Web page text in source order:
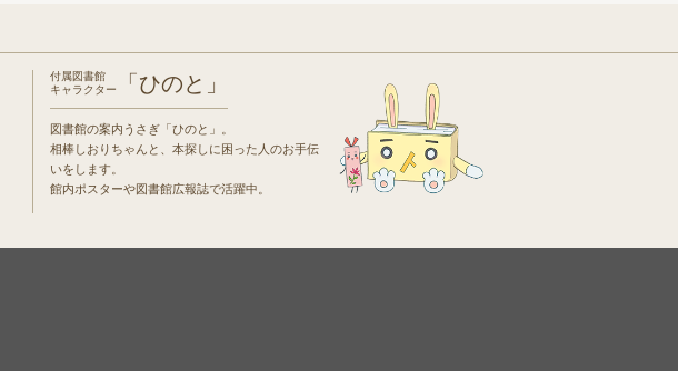
付属図書館
キャラクター
「ひのと」
図書館の案内うさぎ「ひのと」。
相棒しおりちゃんと、本探しに困った人のお手伝
いをします。
館内ポスターや図書館広報誌で活躍中。